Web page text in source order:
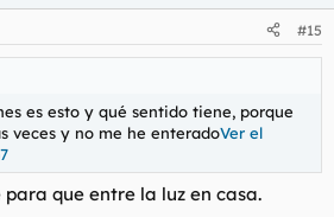
#15
es esto y qué sentido tiene, porque
veces y no me he enteradoVer el
que entre la luz en casa.